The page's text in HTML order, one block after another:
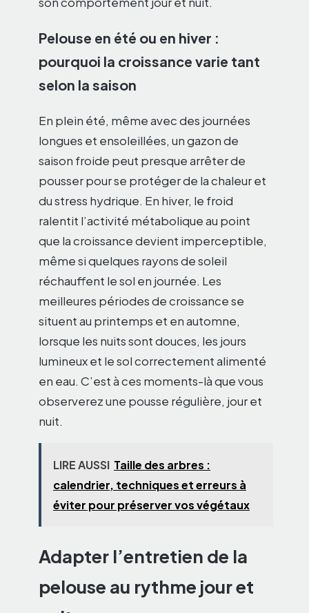
Pelouse en été ou en hiver :
pourquoi la croissance varie tant
selon la saison
En plein été, même avec des journées
longues et ensoleillées, un gazon de
saison froide peut presque arrêter de
pousser pour se protéger de la chaleur et
du stress hydrique. En hiver, le froid
ralentit l’activité métabolique au point
que la croissance devient imperceptible,
même si quelques rayons de soleil
réchauffent le sol en journée. Les
meilleures périodes de croissance se
situent au printemps et en automne,
lorsque les nuits sont douces, les jours
lumineux et le sol correctement alimenté
en eau. C’est à ces moments-là que vous
observerez une pousse régulière, jour et
nuit.
LIRE AUSSI Taille des arbres :
calendrier, techniques et erreurs à
éviter pour préserver vos végétaux
Adapter l’entretien de la
pelouse au rythme jour et